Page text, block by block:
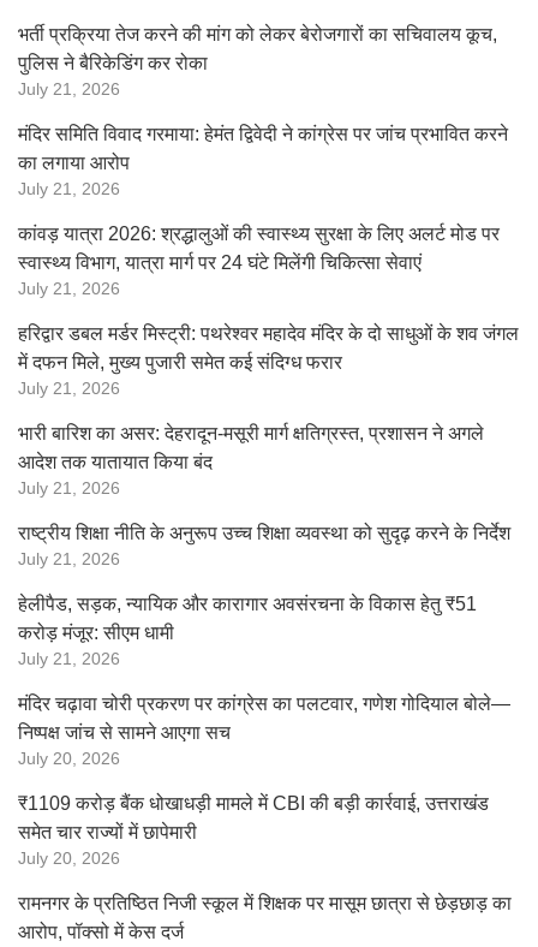
भर्ती प्रक्रिया तेज करने की मांग को लेकर बेरोजगारों का सचिवालय कूच,
पुलिस ने बैरिकेडिंग कर रोका
July 21, 2026
मंदिर समिति विवाद गरमाया: हेमंत द्विवेदी ने कांग्रेस पर जांच प्रभावित करने
का लगाया आरोप
July 21, 2026
कांवड़ यात्रा 2026: श्रद्धालुओं की स्वास्थ्य सुरक्षा के लिए अलर्ट मोड पर
स्वास्थ्य विभाग, यात्रा मार्ग पर 24 घंटे मिलेंगी चिकित्सा सेवाएं
July 21, 2026
हरिद्वार डबल मर्डर मिस्ट्री: पथरेश्वर महादेव मंदिर के दो साधुओं के शव जंगल
में दफन मिले, मुख्य पुजारी समेत कई संदिग्ध फरार
July 21, 2026
भारी बारिश का असर: देहरादून-मसूरी मार्ग क्षतिग्रस्त, प्रशासन ने अगले
आदेश तक यातायात किया बंद
July 21, 2026
राष्ट्रीय शिक्षा नीति के अनुरूप उच्च शिक्षा व्यवस्था को सुदृढ़ करने के निर्देश
July 21, 2026
हेलीपैड, सड़क, न्यायिक और कारागार अवसंरचना के विकास हेतु ₹51
करोड़ मंजूर: सीएम धामी
July 21, 2026
मंदिर चढ़ावा चोरी प्रकरण पर कांग्रेस का पलटवार, गणेश गोदियाल बोले—
निष्पक्ष जांच से सामने आएगा सच
July 20, 2026
₹1109 करोड़ बैंक धोखाधड़ी मामले में CBI की बड़ी कार्रवाई, उत्तराखंड
समेत चार राज्यों में छापेमारी
July 20, 2026
रामनगर के प्रतिष्ठित निजी स्कूल में शिक्षक पर मासूम छात्रा से छेड़छाड़ का
आरोप, पॉक्सो में केस दर्ज